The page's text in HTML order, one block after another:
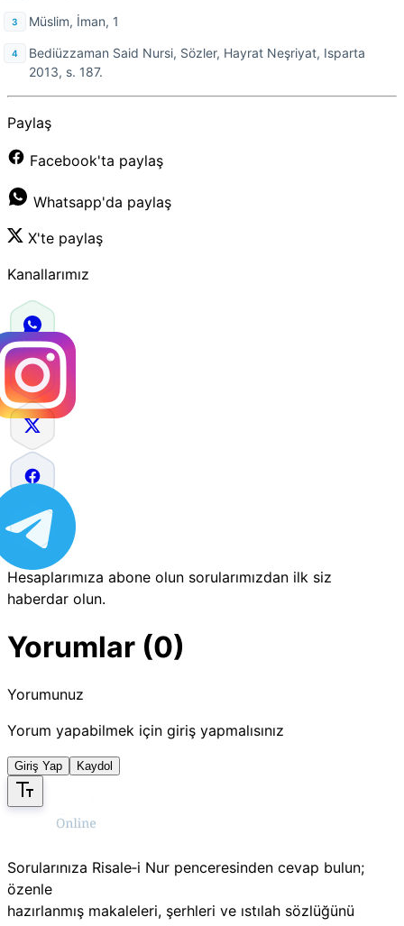
Müslim, İman, 1
Bediüzzaman Said Nursi, Sözler, Hayrat Neşriyat, Isparta
2013, s. 187.
Paylaş
Facebook'ta paylaş
Whatsapp'da paylaş
X'te paylaş
Kanallarımız
Hesaplarımıza abone olun sorularımızdan ilk siz
haberdar olun.
Yorumlar (0)
Yorumunuz
Yorum yapabilmek için giriş yapmalısınız
Giriş Yap Kaydol
Sorularınıza Risale‑i Nur penceresinden cevap bulun;
özenle
hazırlanmış makaleleri, şerhleri ve ıstılah sözlüğünü